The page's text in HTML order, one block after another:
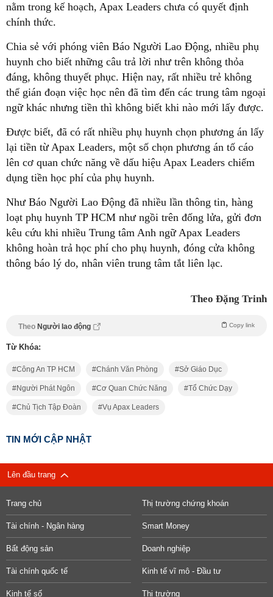
nằm trong kế hoạch, Apax Leaders chưa có quyết định
chính thức.
Chia sẻ với phóng viên Báo Người Lao Động, nhiều phụ
huynh cho biết những câu trả lời như trên không thỏa
đáng, không thuyết phục. Hiện nay, rất nhiều trẻ không
thể gián đoạn việc học nên đã tìm đến các trung tâm ngoại
ngữ khác nhưng tiền thì không biết khi nào mới lấy được.
Được biết, đã có rất nhiều phụ huynh chọn phương án lấy
lại tiền từ Apax Leaders, một số chọn phương án tố cáo
lên cơ quan chức năng về dấu hiệu Apax Leaders chiếm
dụng tiền học phí của phụ huynh.
Như Báo Người Lao Động đã nhiều lần thông tin, hàng
loạt phụ huynh TP HCM như ngồi trên đống lửa, gửi đơn
kêu cứu khi nhiều Trung tâm Anh ngữ Apax Leaders
không hoàn trả học phí cho phụ huynh, đóng cửa không
thông báo lý do, nhân viên trung tâm tắt liên lạc.
Theo Đặng Trinh
Theo Người lao động Copy link
Từ Khóa:
Công An TP HCM Chánh Văn Phòng Sở Giáo Dục
Người Phát Ngôn Cơ Quan Chức Năng Tổ Chức Dạy
Chủ Tịch Tập Đoàn Vụ Apax Leaders
TIN MỚI CẬP NHẬT
Lên đầu trang
Trang chủ Thị trường chứng khoán
Tài chính - Ngân hàng Smart Money
Bất động sản Doanh nghiệp
Tài chính quốc tế Kinh tế vĩ mô - Đầu tư
Kinh tế số Thị trường